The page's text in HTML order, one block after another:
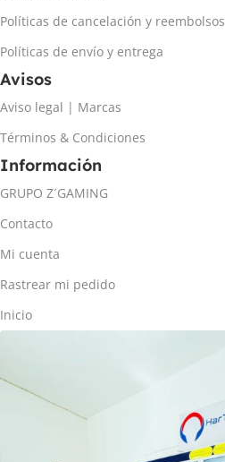
Políticas de cancelación y reembolsos
Políticas de envío y entrega
Avisos
Aviso legal | Marcas
Términos & Condiciones
Información
GRUPO Z´GAMING
Contacto
Mi cuenta
Rastrear mi pedido
Inicio